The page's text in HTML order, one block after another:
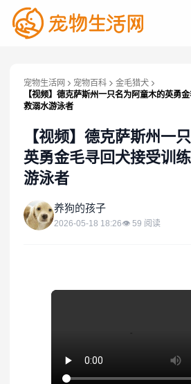
宠物生活网 宠物百科
金毛猎犬
【视频】德克萨斯州一只名为阿童木的英勇
救溺水游泳者
【视频】德克萨斯州一
英勇金毛寻回犬接受训
游泳者
养 养狗的孩子
2026-05-18 18:26👁 59 阅读